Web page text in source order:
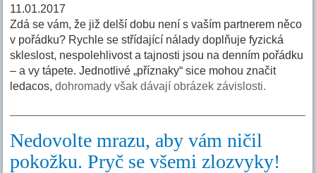
11.01.2017
Zdá se vám, že již delší dobu není s vaším partnerem něco
v pořádku? Rychle se střídající nálady doplňuje fyzická
skleslost, nespolehlivost a tajnosti jsou na denním pořádku
– a vy tápete. Jednotlivé „příznaky“ sice mohou značit
ledacos,dohromady však dávají obrázek závislosti.
Nedovolte mrazu, aby vám ničil
pokožku. Pryč se všemi zlozvyky!